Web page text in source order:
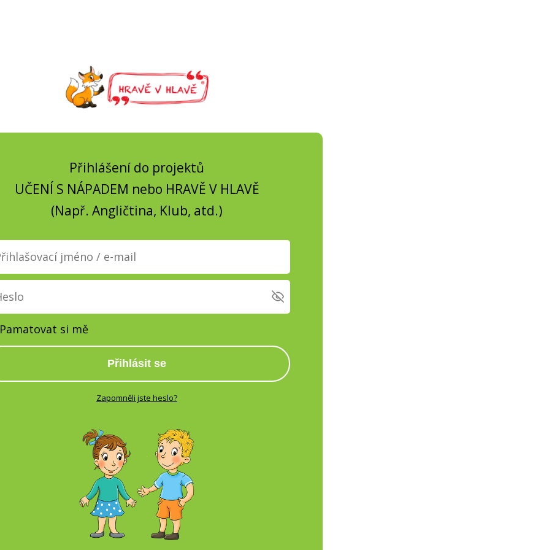
Přihlášení do projektů
UČENÍ S NÁPADEM nebo HRAVĚ V HLAVĚ
(Např. Angličtina, Klub, atd.)
Pamatovat si mě
Přihlásit se
Zapomněli jste heslo?